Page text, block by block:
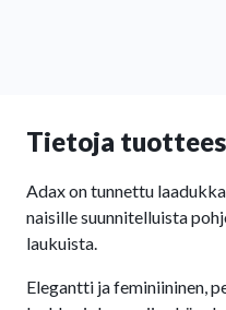
Tietoja
Adax on tunnettu
naisille suunnitelluista
laukuista.
Elegantti ja feminiininen,